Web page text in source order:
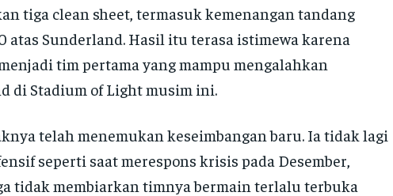
tiga clean sheet, termasuk kemenangan tandang
atas Sunderland. Hasil itu terasa istimewa karena
tim pertama yang mampu mengalahkan
di Stadium of Light musim ini.
telah menemukan keseimbangan baru. Ia tidak lagi
seperti saat merespons krisis pada Desember,
tidak membiarkan timnya bermain terlalu terbuka